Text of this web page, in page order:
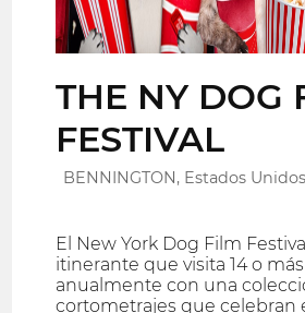
THE NY DOG
FESTIVAL
BENNINGTON, Estados Unidos
El New York Dog Film
itinerante que visita 14 o
anualmente con una
cortometrajes que celebran